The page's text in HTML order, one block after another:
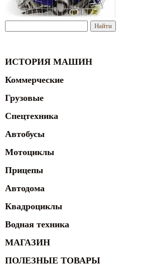
ИСТОРИЯ МАШИН
Коммерческие
Грузовые
Спецтехника
Автобусы
Мотоциклы
Прицепы
Автодома
Квадроциклы
Водная техника
МАГАЗИН
ПОЛЕЗНЫЕ ТОВАРЫ